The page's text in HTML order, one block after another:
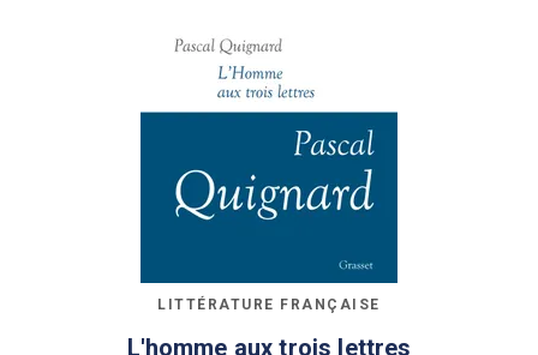
LITTÉRATURE FRANÇAISE
L'homme aux trois lettres